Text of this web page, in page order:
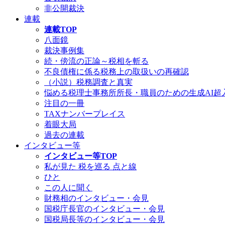
非公開裁決
連載
連載TOP
八面鏡
裁決事例集
続・傍流の正論～税相を斬る
不良債権に係る税務上の取扱いの再確認
（小説）税務調査と真実
悩める税理士事務所所長・職員のための生成AI超
注目の一冊
TAXナンバープレイス
着眼大局
過去の連載
インタビュー等
インタビュー等TOP
私が見た 税を巡る 点と線
ひと
この人に聞く
財務相のインタビュー・会見
国税庁長官のインタビュー・会見
国税局長等のインタビュー・会見